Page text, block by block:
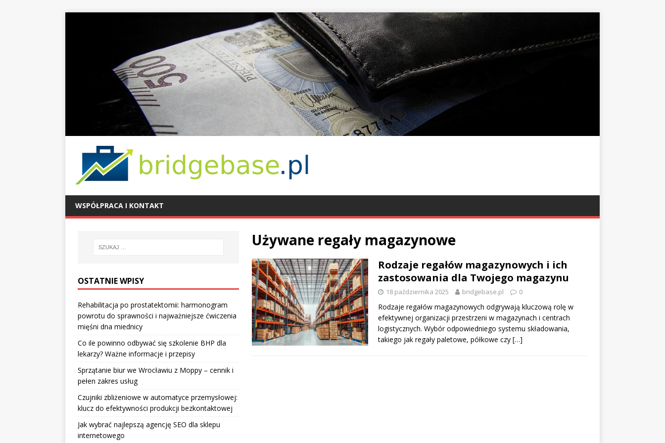
WSPÓŁPRACA I KONTAKT
Używane regały magazynowe
Rodzaje regałów magazynowych i ich
zastosowania dla Twojego magazynu
18 października 2025 bridgebase.pl 0
Rodzaje regałów magazynowych odgrywają kluczową rolę w
efektywnej organizacji przestrzeni w magazynach i centrach
logistycznych. Wybór odpowiedniego systemu składowania,
takiego jak regały paletowe, półkowe czy […]
OSTATNIE WPISY
Rehabilitacja po prostatektomii: harmonogram
powrotu do sprawności i najważniejsze ćwiczenia
mięśni dna miednicy
Co ile powinno odbywać się szkolenie BHP dla
lekarzy? Ważne informacje i przepisy
Sprzątanie biur we Wrocławiu z Moppy – cennik i
pełen zakres usług
Czujniki zbliżeniowe w automatyce przemysłowej:
klucz do efektywności produkcji bezkontaktowej
Jak wybrać najlepszą agencję SEO dla sklepu
internetowego